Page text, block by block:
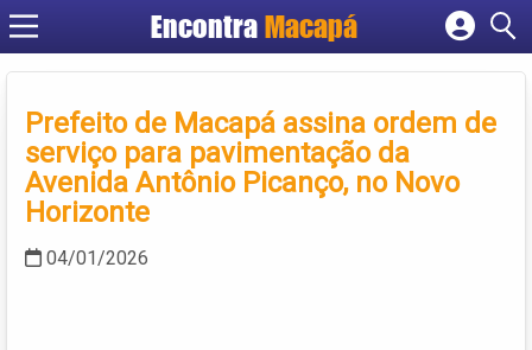
EncontraMacapá
Cadastrar empresa
Criar conta
Prefeito de Macapá assina ordem de
serviço para pavimentação da
Avenida Antônio Picanço, no Novo
Horizonte
04/01/2026